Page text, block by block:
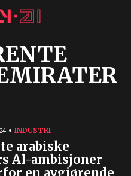
INDUSTRI
arabiske
AI-ambisjoner
en avgjørende